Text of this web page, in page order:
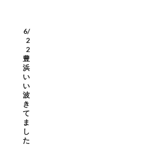
6/
2
2
豊
浜
い
い
波
き
て
ま
し
た